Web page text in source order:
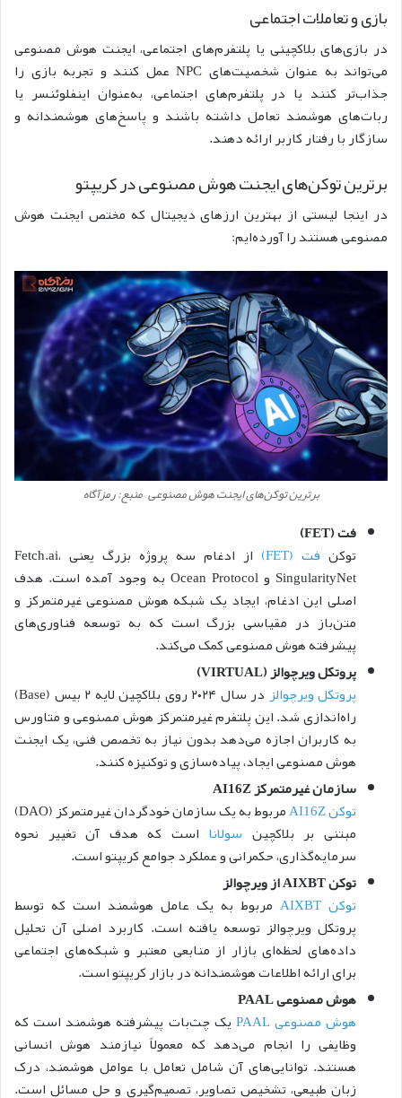
بازی و تعاملات اجتماعی
در بازی‌های بلاکچینی یا پلتفرم‌های اجتماعی، ایجنت هوش مصنوعی
می‌تواند به‌ عنوان شخصیت‌های NPC عمل کنند و تجربه بازی را
جذاب‌تر کنند یا در پلتفرم‌های اجتماعی، به‌عنوان اینفلوئنسر یا
ربات‌های هوشمند تعامل داشته باشند و پاسخ‌های هوشمندانه و
سازگار با رفتار کاربر ارائه دهند.
برترین توکن‌های ایجنت هوش مصنوعی در کریپتو
در اینجا لیستی از بهترین ارزهای دیجیتال که مختص ایجنت هوش
مصنوعی هستند را آورده‌ایم:
برترین توکن‌های ایجنت هوش مصنوعی – منبع: رمزآگاه
فت(FET)
توکن فت (FET)
از ادغام سه پروژه بزرگ یعنی Fetch.ai،
SingularityNet و Ocean Protocol به وجود آمده است. هدف
اصلی این ادغام، ایجاد یک شبکه هوش مصنوعی غیرمتمرکز و
متن‌باز در مقیاسی بزرگ است که به توسعه فناوری‌های
پیشرفته هوش مصنوعی کمک می‌کند.
پروتکل ویرچوالز (VIRTUAL)
پروتکل ویرچوالز در سال ۲۰۲۴ روی بلاکچین لایه ۲ بیس (Base)
راه‌اندازی شد. این پلتفرم غیرمتمرکز هوش مصنوعی و متاورس
به کاربران اجازه می‌دهد بدون نیاز به تخصص فنی، یک ایجنت
هوش مصنوعی ایجاد، پیاده‌سازی و توکنیزه کنند.
سازمان غیرمتمرکز AI16Z
توکن AI16Z
مربوط به یک سازمان خودگردان غیرمتمرکز (DAO)
مبتنی بر بلاکچین سولانا است که هدف آن تغییر نحوه
سرمایه‌گذاری، حکمرانی و عملکرد جوامع کریپتو است.
توکن AIXBT از ویرچوالز
توکن AIXBT
مربوط به یک عامل هوشمند است که توسط
پروتکل ویرچوالز توسعه یافته است. کاربرد اصلی آن تحلیل
داده‌های لحظه‌ای بازار از منابعی معتبر و شبکه‌های اجتماعی
برای ارائه اطلاعات هوشمندانه در بازار کریپتو است.
هوش مصنوعی PAAL
هوش مصنوعی PAAL
یک چت‌بات پیشرفته هوشمند است که
وظایفی را انجام می‌دهد که معمولاً نیازمند هوش انسانی
هستند. توانایی‌های آن شامل تعامل با عوامل هوشمند، درک
زبان طبیعی، تشخیص تصاویر، تصمیم‌گیری و حل مسائل است.